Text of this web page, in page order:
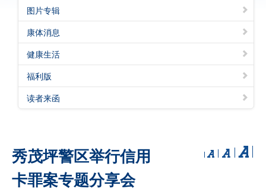
图片专辑
康体消息
健康生活
福利版
读者来函
秀茂坪警区举行信用
卡罪案专题分享会